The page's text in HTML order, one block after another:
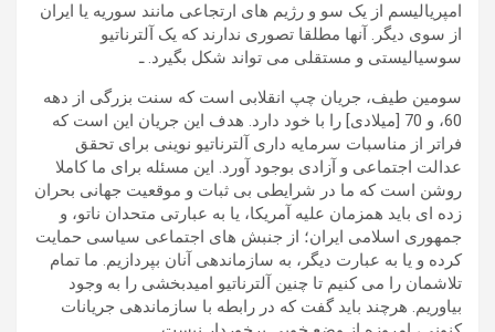
امپریالیسم از یک سو و رژیم های ارتجاعی مانند سوریه یا ایران
از سوی دیگر. آنها مطلقا تصوری ندارند که یک آلترناتیو
سوسیالیستی و مستقلی می تواند شکل بگیرد. ـ
سومین طیف، جریان چپ انقلابی است که سنت بزرگی از دهه
60، و 70 [میلادی] را با خود دارد. هدف این جریان این است که
فراتر از مناسبات سرمایه داری آلترناتیو نوینی برای تحقق
عدالت اجتماعی و آزادی بوجود آورد. این مسئله برای ما کاملا
روشن است که ما در شرایطی بی ثبات و موقعیت جهانی بحران
زده ای باید همزمان علیه آمریکا، یا به عبارتی متحدان ناتو، و
جمهوری اسلامی ایران؛ از جنبش های اجتماعی سیاسی حمایت
کرده و یا به عبارت دیگر، به سازماندهی آنان بپردازیم. ما تمام
تلاشمان را می کنیم تا چنین آلترناتیو امیدبخشی را به وجود
بیاوریم. هرچند باید گفت که در رابطه با سازماندهی جریانات